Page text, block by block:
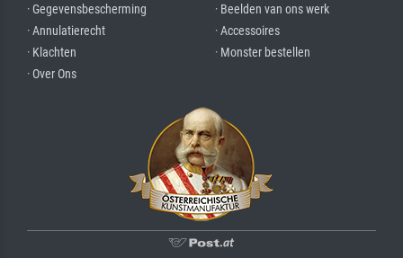
· Gegevensbescherming
· Annulatierecht
· Klachten
· Over Ons
· Beelden van ons werk
· Accessoires
· Monster bestellen